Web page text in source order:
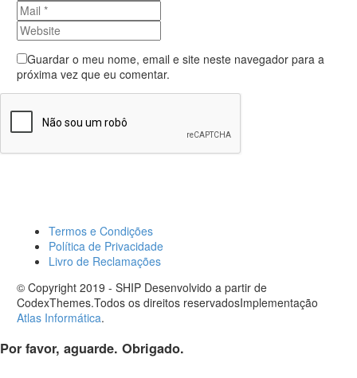
Guardar o meu nome, email e site neste navegador para a
próxima vez que eu comentar.
Termos e Condições
Política de Privacidade
Livro de Reclamações
© Copyright 2019 - SHIP Desenvolvido a partir de
CodexThemes.Todos os direitos reservadosImplementação
Atlas Informática.
Por favor, aguarde. Obrigado.